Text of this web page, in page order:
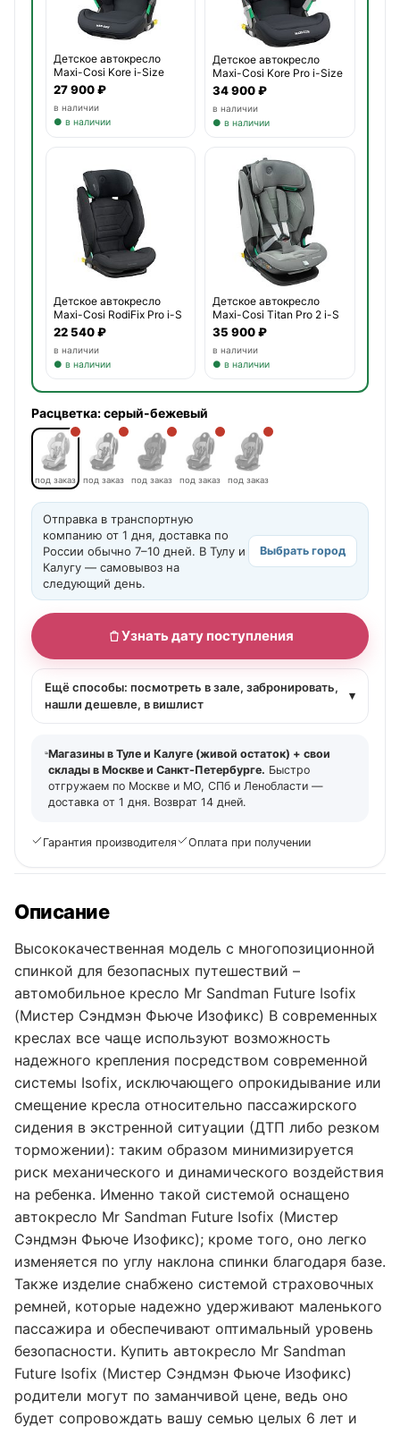
Детское автокресло
Maxi-Cosi Kore i-Size
27 900 ₽
в наличии
● в наличии
Детское автокресло
Maxi-Cosi Kore Pro i-Size
34 900 ₽
в наличии
● в наличии
Детское автокресло
Maxi-Cosi RodiFix Pro i-S
22 540 ₽
в наличии
● в наличии
Детское автокресло
Maxi-Cosi Titan Pro 2 i-S
35 900 ₽
в наличии
● в наличии
Расцветка:серый-бежевый
под заказ под заказ под заказ под заказ под заказ
Отправка в транспортную
компанию от 1 дня, доставка по
России обычно 7–10 дней. В Тулу и
Калугу — самовывоз на
следующий день.
Выбрать город
Узнать дату поступления
Ещё способы: посмотреть в зале, забронировать,
нашли дешевле, в вишлист
▾
Магазины в Туле и Калуге (живой остаток) + свои
склады в Москве и Санкт-Петербурге. Быстро
отгружаем по Москве и МО, СПб и Ленобласти —
доставка от 1 дня. Возврат 14 дней.
Гарантия производителя Оплата при получении
Описание
Высококачественная модель с многопозиционной
спинкой для безопасных путешествий –
автомобильное кресло Mr Sandman Future Isofix
(Мистер Сэндмэн Фьюче Изофикс) В современных
креслах все чаще используют возможность
надежного крепления посредством современной
системы Isofix, исключающего опрокидывание или
смещение кресла относительно пассажирского
сидения в экстренной ситуации (ДТП либо резком
торможении): таким образом минимизируется
риск механического и динамического воздействия
на ребенка. Именно такой системой оснащено
автокресло Mr Sandman Future Isofix (Мистер
Сэндмэн Фьюче Изофикс); кроме того, оно легко
изменяется по углу наклона спинки благодаря базе.
Также изделие снабжено системой страховочных
ремней, которые надежно удерживают маленького
пассажира и обеспечивают оптимальный уровень
безопасности. Купить автокресло Mr Sandman
Future Isofix (Мистер Сэндмэн Фьюче Изофикс)
родители могут по заманчивой цене, ведь оно
будет сопровождать вашу семью целых 6 лет и